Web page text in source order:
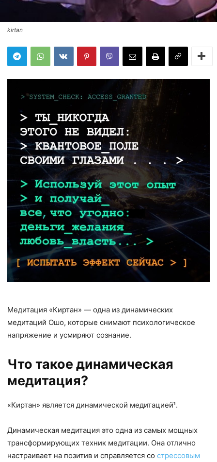
kirtan
Медитация «Киртан» — одна из динамических
медитаций Ошо, которые снимают психологическое
напряжение и усмиряют сознание.
Что такое динамическая
медитация?
«Киртан» является динамической медитацией¹.
Динамическая медитация это одна из самых мощных
трансформирующих техник медитации. Она отлично
настраивает на позитив и справляется со стрессовым